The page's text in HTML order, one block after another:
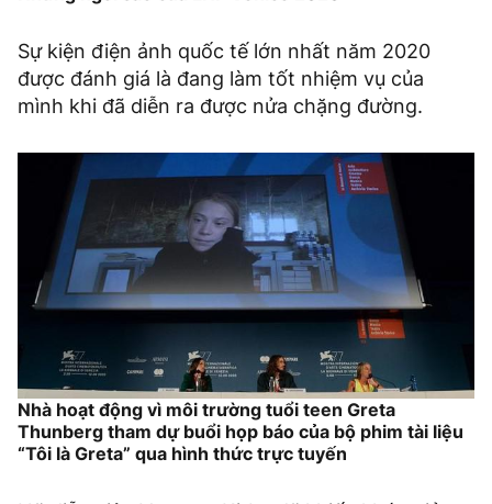
Sự kiện điện ảnh quốc tế lớn nhất năm 2020
được đánh giá là đang làm tốt nhiệm vụ của
mình khi đã diễn ra được nửa chặng đường.
Nhà hoạt động vì môi trường tuổi teen Greta
Thunberg tham dự buổi họp báo của bộ phim tài liệu
“Tôi là Greta” qua hình thức trực tuyến